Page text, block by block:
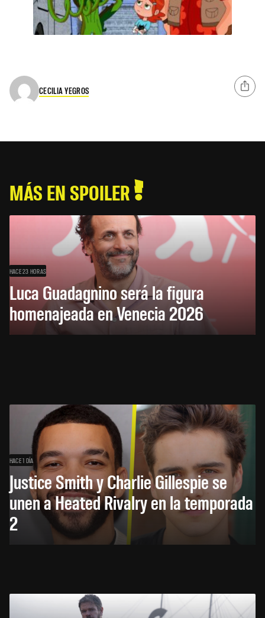
CECILIA YEGROS
MÁS EN SPOILER
HACE 23 HORAS
Luca Guadagnino será la figura
homenajeada en Venecia 2026
HACE 1 DÍA
Justice Smith y Charlie Gillespie se
unen a Heated Rivalry en la temporada
2